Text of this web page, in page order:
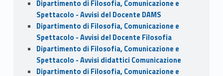
Dipartimento di Filosofia, Comunicazione e
Spettacolo - Avvisi del Docente DAMS
Dipartimento di Filosofia, Comunicazione e
Spettacolo - Avvisi del Docente Filosofia
Dipartimento di Filosofia, Comunicazione e
Spettacolo - Avvisi didattici Comunicazione
Dipartimento di Filosofia, Comunicazione e